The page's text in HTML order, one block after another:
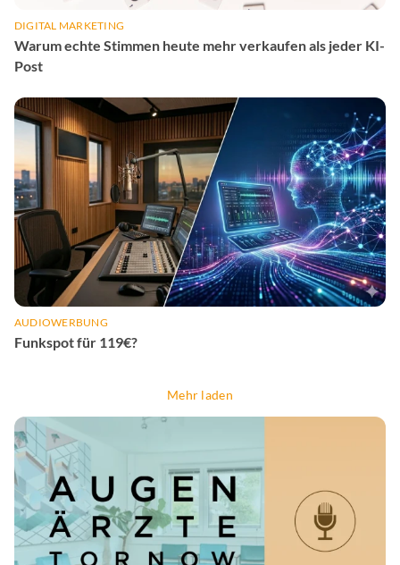
DIGITAL MARKETING
Warum echte Stimmen heute mehr verkaufen als jeder KI-
Post
AUDIOWERBUNG
Funkspot für 119€?
Mehr laden